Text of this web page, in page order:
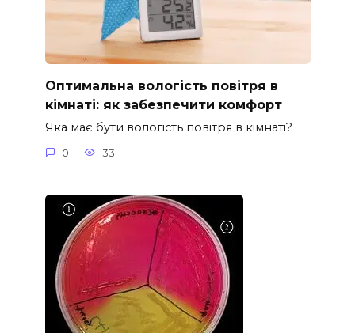
Оптимальна вологість повітря в
кімнаті: як забезпечити комфорт
Яка має бути вологість повітря в кімнаті?
0 33